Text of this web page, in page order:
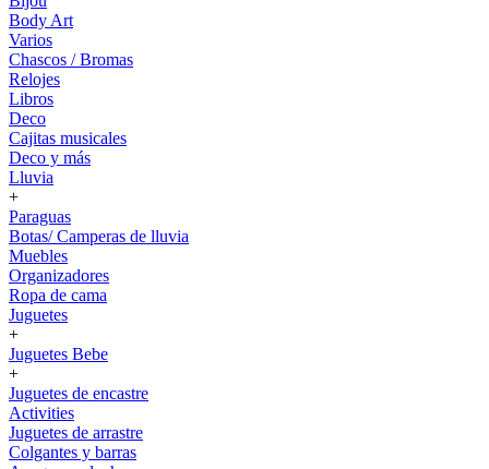
Body Art
Varios
Chascos / Bromas
Relojes
Libros
Deco
Cajitas musicales
Deco y más
Lluvia
+
Paraguas
Botas/ Camperas de lluvia
Muebles
Organizadores
Ropa de cama
Juguetes
+
Juguetes Bebe
+
Juguetes de encastre
Activities
Juguetes de arrastre
Colgantes y barras